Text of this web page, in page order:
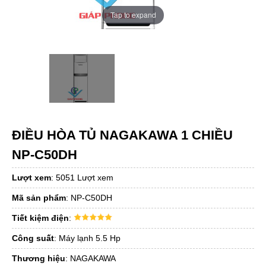
Tap to expand
ĐIỀU HÒA TỦ NAGAKAWA 1 CHIỀU
NP-C50DH
Lượt xem: 5051 Lượt xem
Mã sản phẩm: NP-C50DH
Tiết kiệm điện:
Công suất: Máy lạnh 5.5 Hp
Thương hiệu: NAGAKAWA